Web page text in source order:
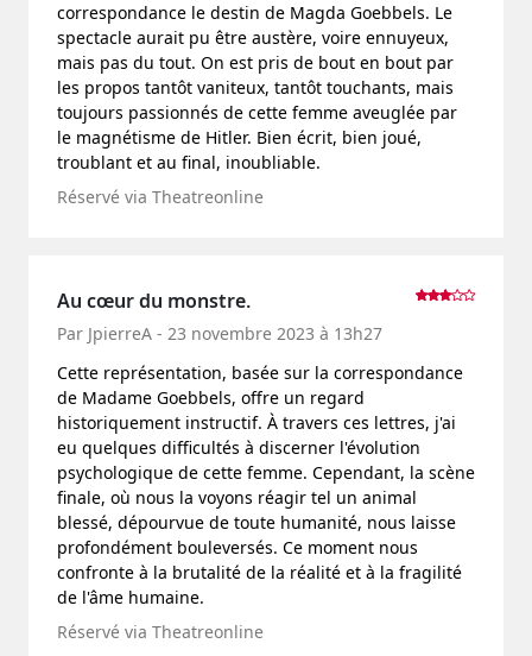
correspondance le destin de Magda Goebbels. Le
spectacle aurait pu être austère, voire ennuyeux,
mais pas du tout. On est pris de bout en bout par
les propos tantôt vaniteux, tantôt touchants, mais
toujours passionnés de cette femme aveuglée par
le magnétisme de Hitler. Bien écrit, bien joué,
troublant et au final, inoubliable.
Réservé via Theatreonline
Au cœur du monstre.
Par JpierreA - 23 novembre 2023 à 13h27
Cette représentation, basée sur la correspondance
de Madame Goebbels, offre un regard
historiquement instructif. À travers ces lettres, j'ai
eu quelques difficultés à discerner l'évolution
psychologique de cette femme. Cependant, la scène
finale, où nous la voyons réagir tel un animal
blessé, dépourvue de toute humanité, nous laisse
profondément bouleversés. Ce moment nous
confronte à la brutalité de la réalité et à la fragilité
de l'âme humaine.
Réservé via Theatreonline